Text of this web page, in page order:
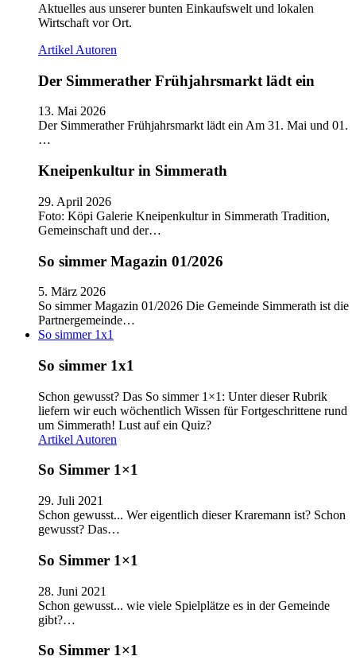
Aktuelles aus unserer bunten Einkaufswelt und lokalen
Wirtschaft vor Ort.
Artikel Autoren
Der Simmerather Frühjahrsmarkt lädt ein
13. Mai 2026
Der Simmerather Frühjahrsmarkt lädt ein Am 31. Mai und 01.
…
Kneipenkultur in Simmerath
29. April 2026
Foto: Köpi Galerie Kneipenkultur in Simmerath Tradition,
Gemeinschaft und der…
So simmer Magazin 01/2026
5. März 2026
So simmer Magazin 01/2026 Die Gemeinde Simmerath ist die
Partnergemeinde…
So simmer 1x1
So simmer 1x1
Schon gewusst? Das So simmer 1×1: Unter dieser Rubrik
liefern wir euch wöchentlich Wissen für Fortgeschrittene rund
um Simmerath! Lust auf ein Quiz?
Artikel Autoren
So Simmer 1×1
29. Juli 2021
Schon gewusst... Wer eigentlich dieser Kraremann ist? Schon
gewusst? Das…
So Simmer 1×1
28. Juni 2021
Schon gewusst... wie viele Spielplätze es in der Gemeinde
gibt?…
So Simmer 1×1